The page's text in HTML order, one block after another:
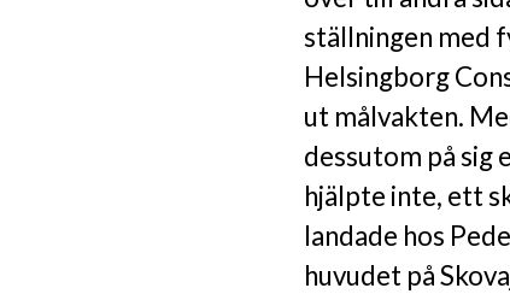
ställningen med
Helsingborg
ut målvakten.
dessutom på sig
hjälpte inte, ett
landade hos
huvudet på